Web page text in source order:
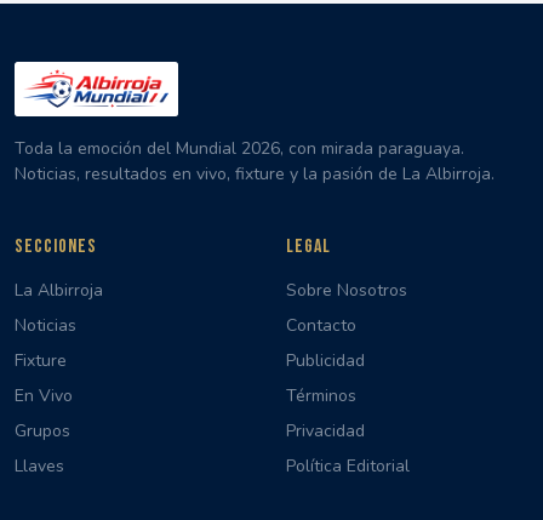
Toda la emoción del Mundial 2026, con mirada paraguaya.
Noticias, resultados en vivo, fixture y la pasión de La Albirroja.
SECCIONES
La Albirroja
Noticias
Fixture
En Vivo
Grupos
Llaves
LEGAL
Sobre Nosotros
Contacto
Publicidad
Términos
Privacidad
Política Editorial